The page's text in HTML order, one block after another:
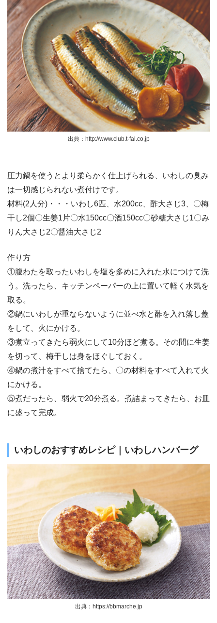
出典：http://www.club.t-fal.co.jp
圧力鍋を使うとより柔らかく仕上げられる、いわしの臭み
は一切感じられない煮付けです。
材料(2人分)・・・いわし6匹、水200cc、酢大さじ3、〇梅
干し2個〇生姜1片〇水150cc〇酒150cc〇砂糖大さじ1〇み
りん大さじ2〇醤油大さじ2
作り方
①腹わたを取ったいわしを塩を多めに入れた水につけて洗
う。洗ったら、キッチンペーパーの上に置いて軽く水気を
取る。
②鍋にいわしが重ならないように並べ水と酢を入れ落し蓋
をして、火にかける。
③煮立ってきたら弱火にして10分ほど煮る。その間に生姜
を切って、梅干しは身をほぐしておく。
④鍋の煮汁をすべて捨てたら、〇の材料をすべて入れて火
にかける。
⑤煮だったら、弱火で20分煮る。煮詰まってきたら、お皿
に盛って完成。
いわしのおすすめレシピ｜いわしハンバーグ
出典：https://bbmarche.jp